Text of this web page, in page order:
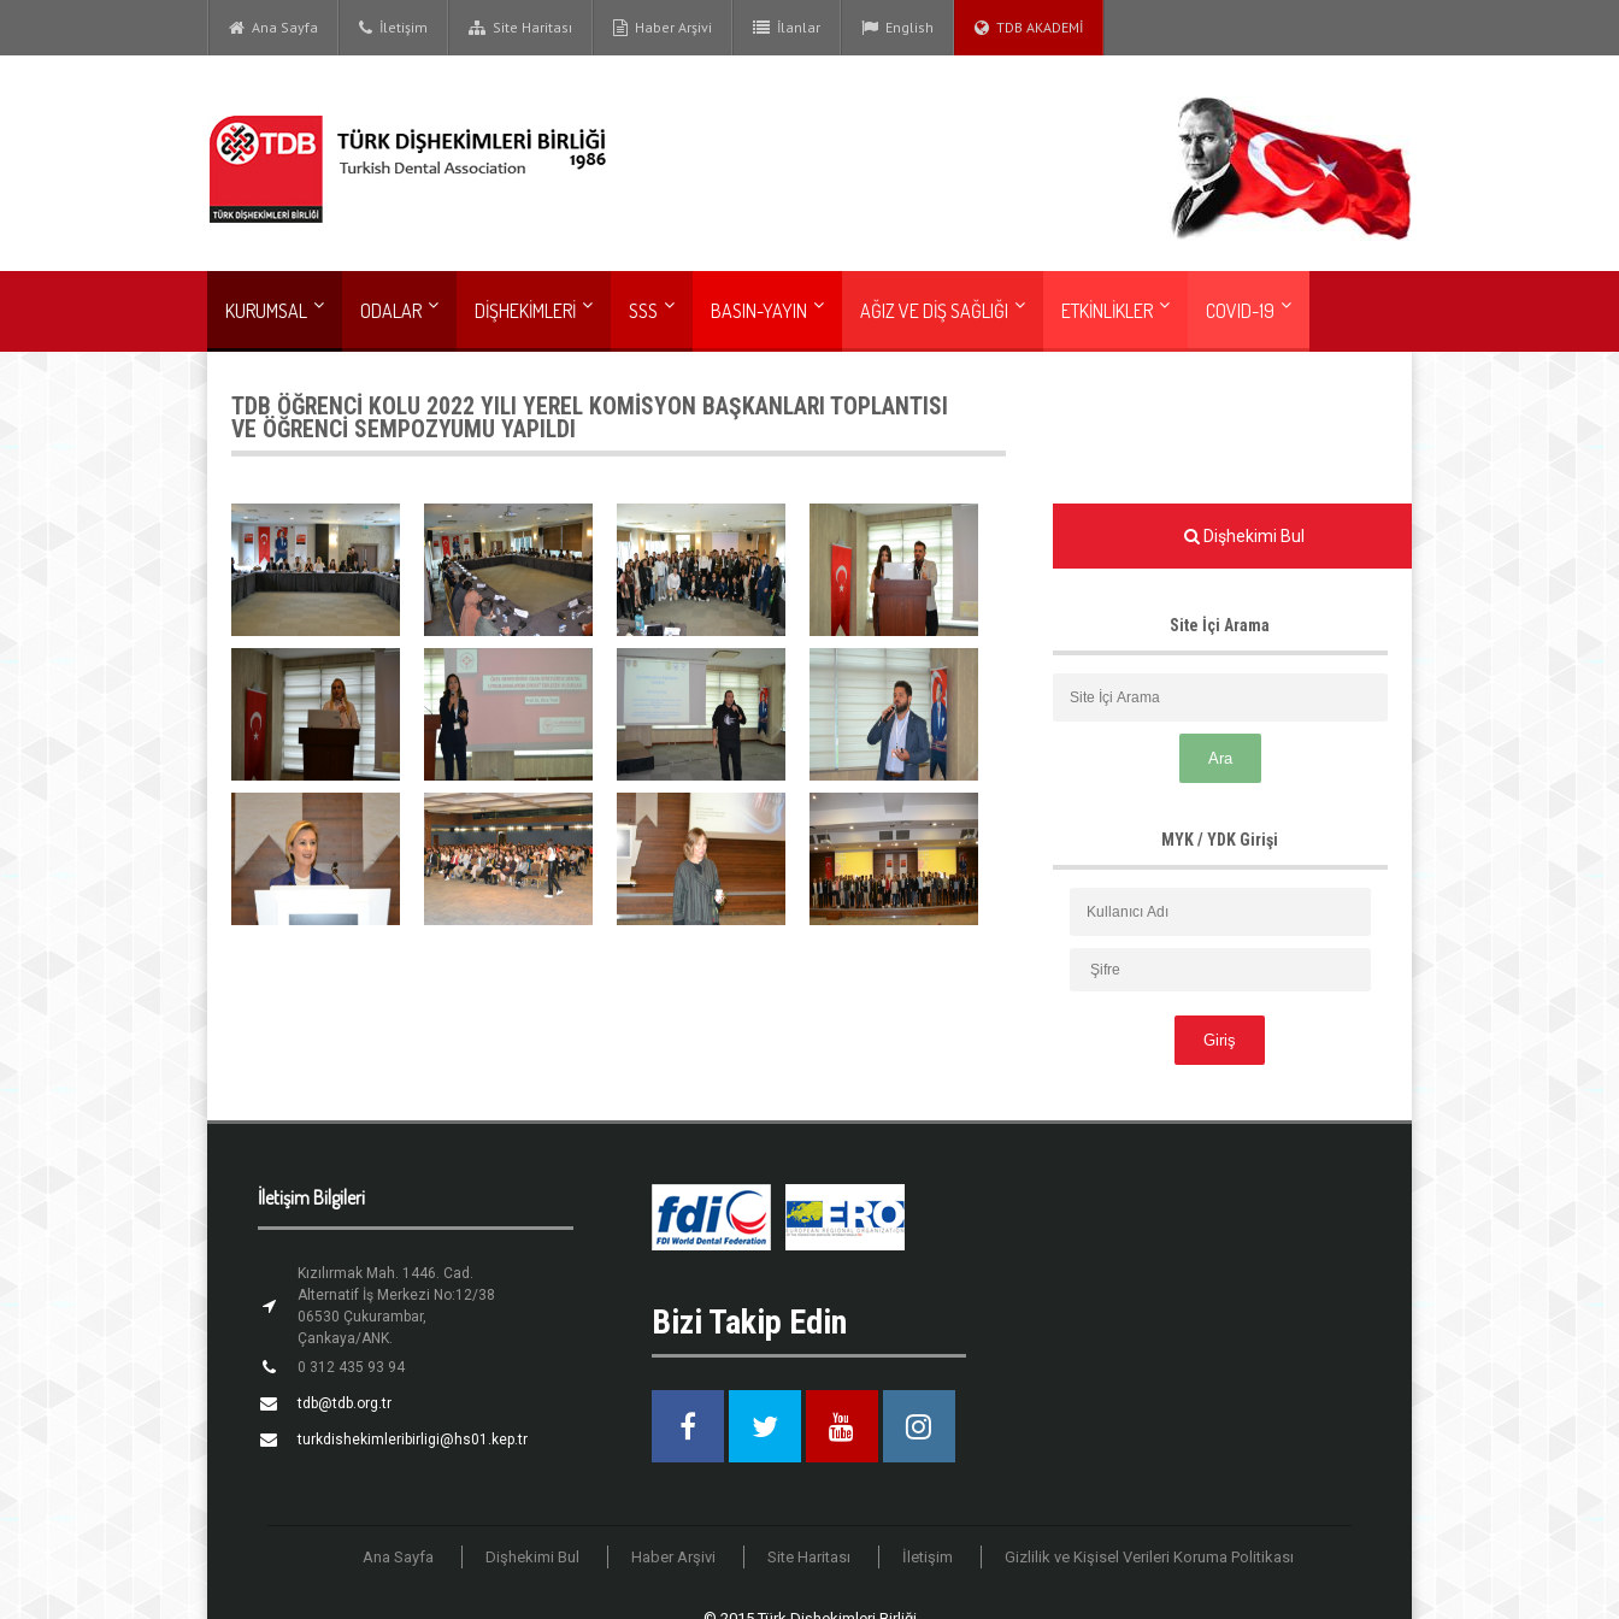
Ana Sayfa İletişim Site Haritası Haber Arşivi İlanlar English TDB AKADEMİ
KURUMSAL ODALAR DİŞHEKİMLERİ SSS BASIN-YAYIN AĞIZ VE DİŞ SAĞLIĞI ETKİNLİKLER COVID-19
TDB ÖĞRENCİ KOLU 2022 YILI YEREL KOMİSYON BAŞKANLARI TOPLANTISI
VE ÖĞRENCİ SEMPOZYUMU YAPILDI
Dişhekimi Bul
Site İçi Arama
MYK / YDK Girişi
İletişim Bilgileri
Kızılırmak Mah. 1446. Cad.
Alternatif İş Merkezi No:12/38
06530 Çukurambar,
Çankaya/ANK.
0 312 435 93 94
tdb@tdb.org.tr
turkdishekimleribirligi@hs01.kep.tr
Bizi Takip Edin
Facebook Twitter Youtube Instagram
Ana Sayfa Dişhekimi Bul Haber Arşivi Site Haritası İletişim Gizlilik ve Kişisel Verileri Koruma Politikası